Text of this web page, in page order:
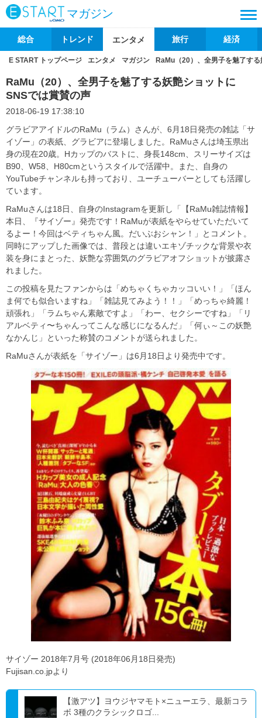
マガジン
総合 トレンド エンタメ 旅行 経済
E START トップページ エンタメ マガジン RaMu（20）、全男子を魅了す
RaMu（20）、全男子を魅了する妖艶ショットに
SNSでは賞賛の声
2018-06-19 17:38:10
グラビアアイドルのRaMu（ラム）さんが、6月18日発売の雑誌「サ
イゾー」の表紙、グラビアに登場しました。RaMuさんは埼玉県出
身の現在20歳。Hカップのバストに、身長148cm、スリーサイズは
B90、W58、H80cmというスタイルで活躍中。また、自身の
YouTubeチャンネルも持っており、ユーチューバーとしても活躍し
ています。
RaMuさんは18日、自身のInstagramを更新し「【RaMu雑誌情報】
本日、『サイゾー』発売です！RaMuが表紙をやらせていただいて
るよー！今回はベティちゃん風。だいぶおシャン！」とコメント。
同時にアップした画像では、普段とは違いエキゾチックな背景や衣
装を身にまとった、妖艶な雰囲気のグラビアオフショットが披露さ
れました。
この投稿を見たファンからは「めちゃくちゃカッコいい！」「ほん
ま何でも似合いますね」「雑誌見てみよう！！」「めっちゃ綺麗！
頑張れ」「ラムちゃん素敵ですよ」「わー、セクシーですね」「リ
アルベティ〜ちゃんってこんな感じになるんだ」「何ぃ～この妖艶
なかんじ」といった称賛のコメントが送られました。
RaMuさんが表紙を「サイゾー」は6月18日より発売中です。
サイゾー 2018年7月号 (2018年06月18日発売)
Fujisan.co.jpより
【激アツ】ヨウジヤマモト×ニューエラ、最新コラ
ボ 3種のクラシックロゴ...